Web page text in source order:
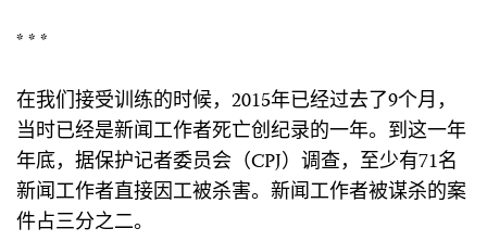
* * *
在我们接受训练的时候，2015年已经过去了9个月，
当时已经是新闻工作者死亡创纪录的一年。到这一年
年底，据保护记者委员会（CPJ）调查，至少有71名
新闻工作者直接因工被杀害。新闻工作者被谋杀的案
件占三分之二。